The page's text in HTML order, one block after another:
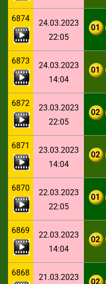
6874
24.03.2023
22:05
01
6873
24.03.2023
14:04
01
6872
23.03.2023
22:05
02
6871
23.03.2023
14:04
02
6870
22.03.2023
22:05
01
6869
22.03.2023
14:04
02
6868
21.03.2023
02